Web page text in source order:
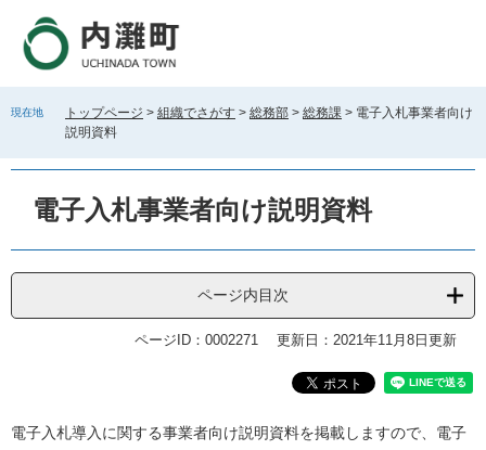
す
し
現在地 トップページ > 組織でさがす > 総務部 > 総務課 > 電子入札事業者向け
説明資料
電子入札事業者向け説明資料
ページ内目次
ページID：0002271 更新日：2021年11月8日更新
文
電子入札導入に関する事業者向け説明資料を掲載しますので、電子